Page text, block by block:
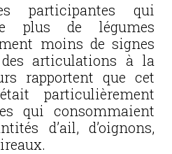
participantes qui
plus de légumes
moins de signes
articulations à la
rapportent que cet
particulièrement
qui consommaient
d’ail, d’oignons,